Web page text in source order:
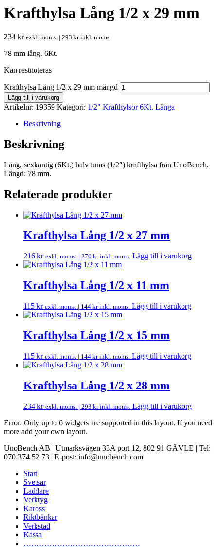
Krafthylsa Lång 1/2 x 29 mm
234 kr exkl. moms. | 293 krinkl. moms.
78 mm lång. 6Kt.
Kan restnoteras
Krafthylsa Lång 1/2 x 29 mm mängd
Lägg till i varukorg
Artikelnr: 19359 Kategori: 1/2" Krafthylsor 6Kt. Långa
Beskrivning
Beskrivning
Lång, sexkantig (6Kt.) halv tums (1/2″) krafthylsa från UnoBench.
Längd: 78 mm.
Relaterade produkter
Krafthylsa Lång 1/2 x 27 mm
216 kr exkl. moms. | 270 krinkl. moms. Lägg till i varukorg
Krafthylsa Lång 1/2 x 11 mm
115 kr exkl. moms. | 144 krinkl. moms. Lägg till i varukorg
Krafthylsa Lång 1/2 x 15 mm
115 kr exkl. moms. | 144 krinkl. moms. Lägg till i varukorg
Krafthylsa Lång 1/2 x 28 mm
234 kr exkl. moms. | 293 krinkl. moms. Lägg till i varukorg
Error: Only up to 6 widgets are supported in this layout. If you need
more add your own layout.
UnoBench AB | Utmarksvägen 33A port 12, 802 91 GÄVLE | Tel:
070-374 52 73 | E-post: info@unobench.com
Start
Svetsar
Laddare
Verktyg
Kaross
Riktbänkar
Verkstad
Kassa
………………………………………